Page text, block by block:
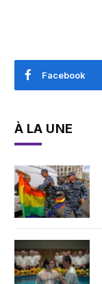
Facebook
À LA UNE